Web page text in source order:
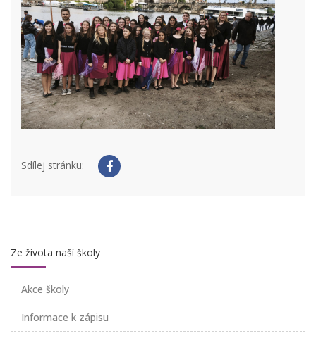
Sdílej stránku:
Ze života naší školy
Akce školy
Informace k zápisu